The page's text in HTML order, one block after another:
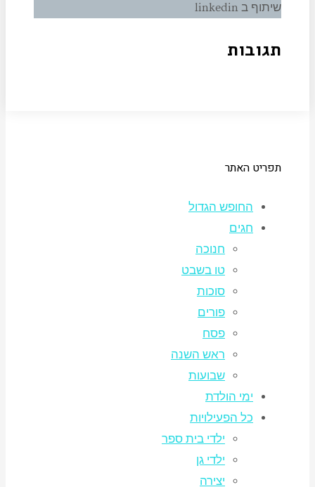
שיתוף ב linkedin
תגובות
תפריט האתר
החופש הגדול
חגים
חנוכה
טו בשבט
סוכות
פורים
פסח
ראש השנה
שבועות
ימי הולדת
כל הפעילויות
ילדי בית ספר
ילדי גן
יצירה